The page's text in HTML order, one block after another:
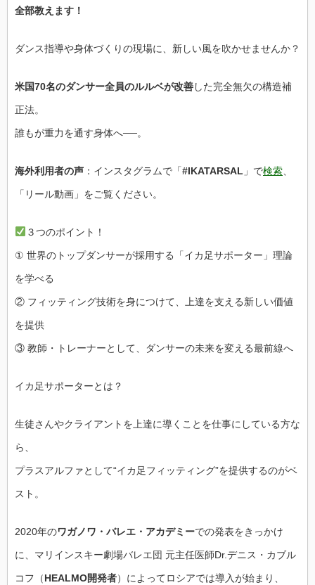
全部教えます！
ダンス指導や身体づくりの現場に、新しい風を吹かせませんか？
米国70名のダンサー全員のルルベが改善した完全無欠の構造補
正法。
誰もが重力を通す身体へ──。
海外利用者の声 ：インスタグラムで「#IKATARSAL 」で検索
「リール動画」をご覧ください。
３つのポイント！
① 世界のトップダンサーが採用する「イカ足サポーター」理論
を学べる
② フィッティング技術を身につけて、上達を支える新しい価値
を提供
③ 教師・トレーナーとして、ダンサーの未来を変える最前線へ
イカ足サポーターとは？
生徒さんやクライアントを上達に導くことを仕事にしている方な
ら、
プラスアルファとして“イカ足フィッティング”を提供するのがベ
スト。
2020年のワガノワ・バレエ・アカデミーでの発表をきっかけ
に、マリインスキー劇場バレエ団 元主任医師Dr.デニス・カブル
コフ（HEALMO開発者）によってロシアでは導入が始まり、